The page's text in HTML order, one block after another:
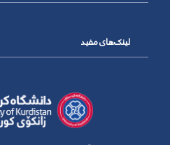
لینک‌های مفید